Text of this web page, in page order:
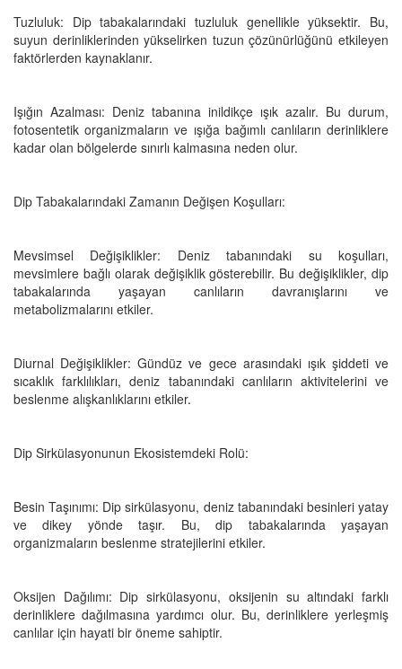
Tuzluluk: Dip tabakalarındaki tuzluluk genellikle yüksektir. Bu,
suyun derinliklerinden yükselirken tuzun çözünürlüğünü etkileyen
faktörlerden kaynaklanır.
Işığın Azalması: Deniz tabanına inildikçe ışık azalır. Bu durum,
fotosentetik organizmaların ve ışığa bağımlı canlıların derinliklere
kadar olan bölgelerde sınırlı kalmasına neden olur.
Dip Tabakalarındaki Zamanın Değişen Koşulları:
Mevsimsel Değişiklikler: Deniz tabanındaki su koşulları,
mevsimlere bağlı olarak değişiklik gösterebilir. Bu değişiklikler, dip
tabakalarında yaşayan canlıların davranışlarını ve
metabolizmalarını etkiler.
Diurnal Değişiklikler: Gündüz ve gece arasındaki ışık şiddeti ve
sıcaklık farklılıkları, deniz tabanındaki canlıların aktivitelerini ve
beslenme alışkanlıklarını etkiler.
Dip Sirkülasyonunun Ekosistemdeki Rolü:
Besin Taşınımı: Dip sirkülasyonu, deniz tabanındaki besinleri yatay
ve dikey yönde taşır. Bu, dip tabakalarında yaşayan
organizmaların beslenme stratejilerini etkiler.
Oksijen Dağılımı: Dip sirkülasyonu, oksijenin su altındaki farklı
derinliklere dağılmasına yardımcı olur. Bu, derinliklere yerleşmiş
canlılar için hayati bir öneme sahiptir.